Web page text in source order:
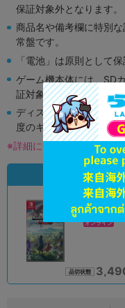
保証対象外となります。
商品名や備考欄に特別
常盤です。
「電池」は原則として
ゲーム機本体には、SD
証対象外となります。
ディスク類の読み取り
度のキズがある場合が
※詳細につきましてはコチ
状
状態 :A
オンライン
品切状態